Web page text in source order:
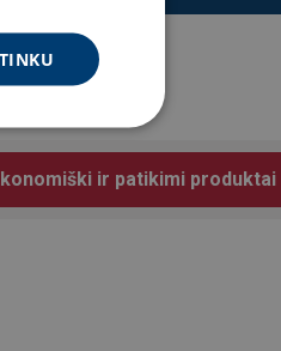
ir patikimi produktai